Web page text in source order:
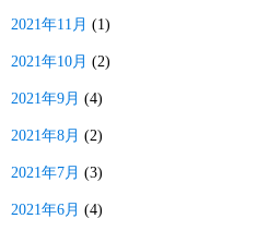
2021年11月 (1)
2021年10月 (2)
2021年9月 (4)
2021年8月 (2)
2021年7月 (3)
2021年6月 (4)